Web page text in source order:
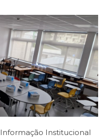
Informação Institucional